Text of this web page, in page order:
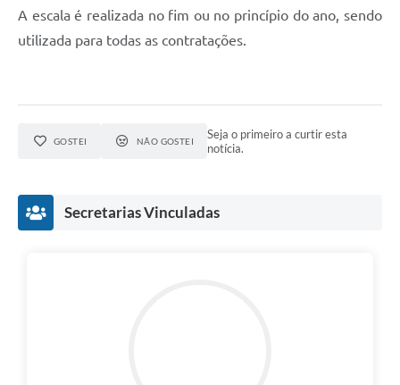
A escala é realizada no fim ou no princípio do ano, sendo
utilizada para todas as contratações.
GOSTEI NÃO GOSTEI
Seja o primeiro a curtir esta
notícia.
Secretarias Vinculadas